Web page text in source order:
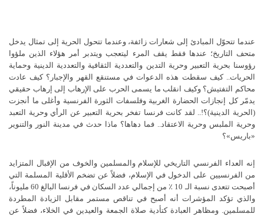
عندما تتحوّل المبادئ إلى شعارات زائفة، وعندما تتحول الحرية إلى تمثال يدخل
متحف التاريخ؛ عندها فقط يقف المرء ليتعجب ويتدبر أمر هؤلاء الذين ملؤوا
رؤوسنا بحرية التعبير وحرية التدين والتعددية الثقافية والتعددية الدينية وحماية
الحريات.. كيف سقطت هذه الدعوات في مستنقع القهر والإجبار؟ كيف عادت
محاكم التفتيش؟ وكيف انقلب ما يسمى الحرب على الإرهاب إلى إرهاب حقيقي
يدمّر كل إنجازات الحضارة الغربية وفلسفات الثورة الفرنسية وأغلى ما أنجزت
(الحرية الدينية)؟!.. لقد كانت فرنسا تفخر بحرية التعبير عن الرأي وحرية التعبد
وحرية الملبس وحرية الاعتقاد.. فما دهاها؟ ماذا حدث في مدينة النور والتنوير
«باريس»؟
إنه العداء الفرنسي التاريخي للإسلام والمسلمين والخوف من الإقبال المتزايد
من الفرنسيين على الدخول في الإسلام، فضلاً عن تضخم الأقلية المسلمة التي
أصبحت تتعدى نسبة الـ 10 ٪ من إجمالي عدد السكان في فرنسا البالغ 60 مليوناً،
والذي تؤكد المؤشرات أنه أصبح في تناقص مستمر مقابل الزيادة المطردة
للمسلمين. ومظاهر العبادة كتأدية صلاة الجمعة والعيدين في الخلاء، فضلاً عن